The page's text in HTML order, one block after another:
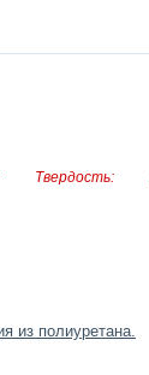
Твердость: